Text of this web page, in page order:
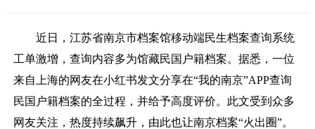
近日，江苏省南京市档案馆移动端民生档案查询系统
工单激增，查询内容多为馆藏民国户籍档案。据悉，一位
来自上海的网友在小红书发文分享在“我的南京”APP查询
民国户籍档案的全过程，并给予高度评价。此文受到众多
网友关注，热度持续飙升，由此也让南京档案“火出圈”。